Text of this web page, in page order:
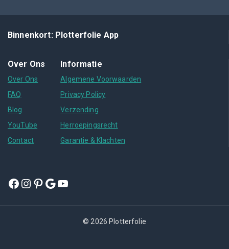
Binnenkort: Plotterfolie App
Over Ons
Over Ons
FAQ
Blog
YouTube
Contact
Informatie
Algemene Voorwaarden
Privacy Policy
Verzending
Herroepingsrecht
Garantie & Klachten
© 2026 Plotterfolie